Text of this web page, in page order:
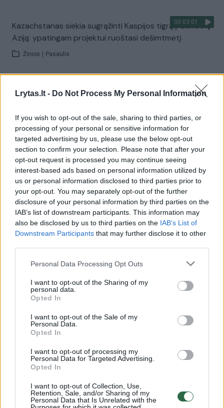
Lrytas.lt - Do Not Process My Personal Information
If you wish to opt-out of the sale, sharing to third parties, or
processing of your personal or sensitive information for
targeted advertising by us, please use the below opt-out
section to confirm your selection. Please note that after your
opt-out request is processed you may continue seeing
interest-based ads based on personal information utilized by
us or personal information disclosed to third parties prior to
your opt-out. You may separately opt-out of the further
disclosure of your personal information by third parties on the
IAB’s list of downstream participants. This information may
also be disclosed by us to third parties on the IAB’s List of
Downstream Participants that may further disclose it to other
Personal Data Processing Opt Outs
I want to opt-out of the Sharing of my
personal data.
Opted In
I want to opt-out of the Sale of my
Personal Data.
Opted In
I want to opt-out of processing my
Personal Data for Targeted Advertising.
Opted In
I want to opt-out of Collection, Use,
Retention, Sale, and/or Sharing of my
Personal Data that Is Unrelated with the
00:03:01
Kazachstanas siekia sugrąžinti Kaspijos tigrą į Centrinę
Aziją: ypatingam projektui ruoštasi dešimtmetį
Žinios Pasaulis
00:03:41
Mėsainių mėgėjus kviečia nepražiopsoti festivalio
Vilniuje: atskleidė populiariausią paruošimo būdą
Žinios | Lietuvos diena
Visi įrašai
Žiūrimiausi įrašai
00:00:49
Pateikė daugiau detalių apie iš tėvų paimtus šešis
vaikus: jiems kilusi grėsmė
Žinios | Lietuvos diena
Vaizdai iš tragiškos avarijos Vilniaus r.: dviejų moterų ir
Žinios | Lietuvos diena
00:00:59
Nufilmavo, kaip patvino Vilniaus Vakarinis aplinkkelis:
vaizdas pribloškia
Žinios | Lietuvos diena